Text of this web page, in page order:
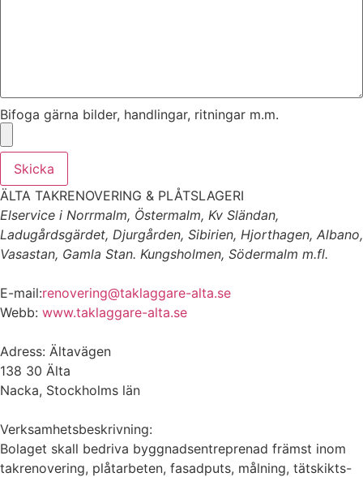
Bifoga gärna bilder, handlingar, ritningar m.m.
Skicka
ÄLTA TAKRENOVERING & PLÅTSLAGERI
Elservice i Norrmalm, Östermalm, Kv Sländan,
Ladugårdsgärdet, Djurgården, Sibirien, Hjorthagen, Albano,
Vasastan, Gamla Stan. Kungsholmen, Södermalm m.fl.
E-mail:renovering@taklaggare-alta.se
Webb: www.taklaggare-alta.se
Adress: Ältavägen
138 30 Älta
Nacka, Stockholms län
Verksamhetsbeskrivning:
Bolaget skall bedriva byggnadsentreprenad främst inom
takrenovering, plåtarbeten, fasadputs, målning, tätskikts-